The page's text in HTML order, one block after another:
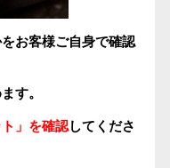
お客様ご自身で確認
す。
」を確認してくださ